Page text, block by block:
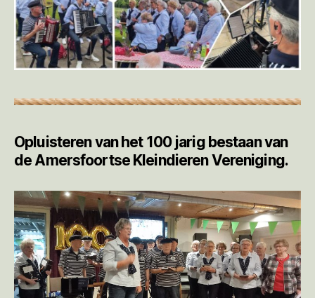
Opluisteren van het 100 jarig bestaan van
de Amersfoortse Kleindieren Vereniging.